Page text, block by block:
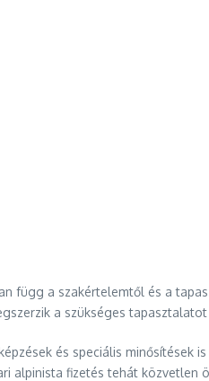
függ a szakértelemtől és a
a szükséges
és speciális minősítések
alpinista fizetés tehát